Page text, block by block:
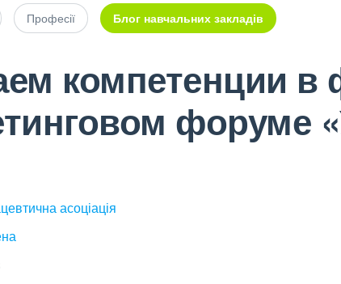
Професії Блог навчальних закладів
компетенции в
форуме
асоціація